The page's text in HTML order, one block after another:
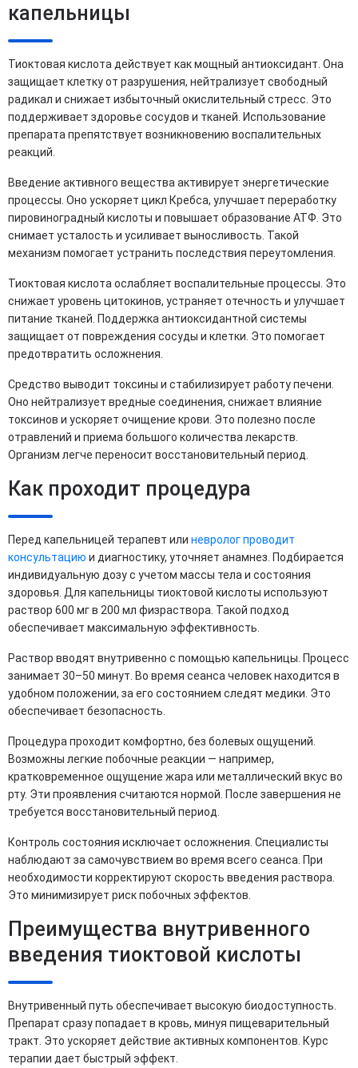
капельницы
Тиоктовая кислота действует как мощный антиоксидант. Она
защищает клетку от разрушения, нейтрализует свободный
радикал и снижает избыточный окислительный стресс. Это
поддерживает здоровье сосудов и тканей. Использование
препарата препятствует возникновению воспалительных
реакций.
Введение активного вещества активирует энергетические
процессы. Оно ускоряет цикл Кребса, улучшает переработку
пировиноградный кислоты и повышает образование АТФ. Это
снимает усталость и усиливает выносливость. Такой
механизм помогает устранить последствия переутомления.
Тиоктовая кислота ослабляет воспалительные процессы. Это
снижает уровень цитокинов, устраняет отечность и улучшает
питание тканей. Поддержка антиоксидантной системы
защищает от повреждения сосуды и клетки. Это помогает
предотвратить осложнения.
Средство выводит токсины и стабилизирует работу печени.
Оно нейтрализует вредные соединения, снижает влияние
токсинов и ускоряет очищение крови. Это полезно после
отравлений и приема большого количества лекарств.
Организм легче переносит восстановительный период.
Как проходит процедура
Перед капельницей терапевт или невролог проводит
консультацию и диагностику, уточняет анамнез. Подбирается
индивидуальную дозу с учетом массы тела и состояния
здоровья. Для капельницы тиоктовой кислоты используют
раствор 600 мг в 200 мл физраствора. Такой подход
обеспечивает максимальную эффективность.
Раствор вводят внутривенно с помощью капельницы. Процесс
занимает 30–50 минут. Во время сеанса человек находится в
удобном положении, за его состоянием следят медики. Это
обеспечивает безопасность.
Процедура проходит комфортно, без болевых ощущений.
Возможны легкие побочные реакции — например,
кратковременное ощущение жара или металлический вкус во
рту. Эти проявления считаются нормой. После завершения не
требуется восстановительный период.
Контроль состояния исключает осложнения. Специалисты
наблюдают за самочувствием во время всего сеанса. При
необходимости корректируют скорость введения раствора.
Это минимизирует риск побочных эффектов.
Преимущества внутривенного
введения тиоктовой кислоты
Внутривенный путь обеспечивает высокую биодоступность.
Препарат сразу попадает в кровь, минуя пищеварительный
тракт. Это ускоряет действие активных компонентов. Курс
терапии дает быстрый эффект.